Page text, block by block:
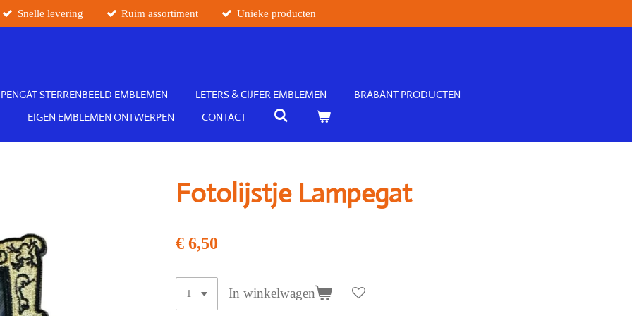
Snelle levering Ruim assortiment Unieke producten
STERRENBEELD EMBLEMEN LETERS & CIJFER EMBLEMEN
BRABANT PRODUCTEN
EIGEN EMBLEMEN ONTWERPEN CONTACT
Fotolijstje Lampegat
€ 6,50
In winkelwagen